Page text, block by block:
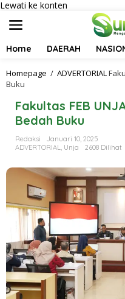
Lewati ke konten
Home DAERAH
Homepage / ADVERTORIAL
Buku
Fakultas FEB
Bedah Buku
Redaksi
Januari 10, 2025
ADVERTORIAL, Unja 2608 Dilihat